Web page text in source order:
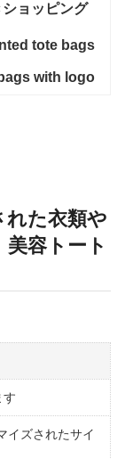
ショッピング
tote bags
with logo
れた衣類や
容トート
す
イズされたサイ